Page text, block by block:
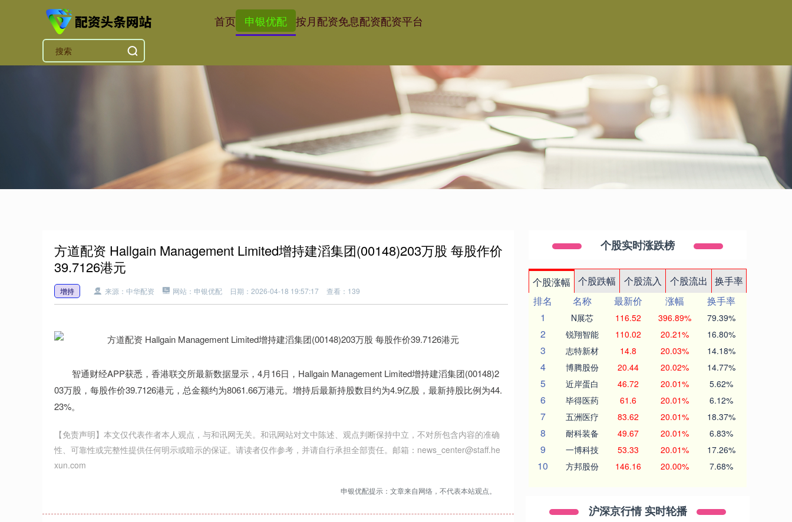
首页 申银优配 按月配资免息配资配资平台
方道配资 Hallgain Management Limited增持建滔集团(00148)203万股 每股作价
39.7126港元
增持 来源：中华配资 网站：申银优配 日期：2026-04-18 19:57:17 查看：139
智通财经APP获悉，香港联交所最新数据显示，4月16日，Hallgain Management Limited增持建滔集团(00148)2
03万股，每股作价39.7126港元，总金额约为8061.66万港元。增持后最新持股数目约为4.9亿股，最新持股比例为44.
23%。
【免责声明】本文仅代表作者本人观点，与和讯网无关。和讯网站对文中陈述、观点判断保持中立，不对所包含内容的准确
性、可靠性或完整性提供任何明示或暗示的保证。请读者仅作参考，并请自行承担全部责任。邮箱：news_center@staff.he
xun.com
申银优配提示：文章来自网络，不代表本站观点。
个股实时涨跌榜
个股涨幅 个股跌幅 个股流入 个股流出
换手率
排名
名称 最新价 涨幅
换手率
1
N展芯 116.52 396.89% 79.39%
2 锐翔智能 110.02 20.21% 16.80%
3 志特新材 14.8 20.03% 14.18%
4 博腾股份 20.44 20.02% 14.77%
5 近岸蛋白 46.72 20.01% 5.62%
6 毕得医药 61.6 20.01% 6.12%
7 五洲医疗 83.62 20.01% 18.37%
8 耐科装备 49.67 20.01% 6.83%
9 一博科技 53.33 20.01% 17.26%
10 方邦股份 146.16 20.00% 7.68%
沪深京行情 实时轮播